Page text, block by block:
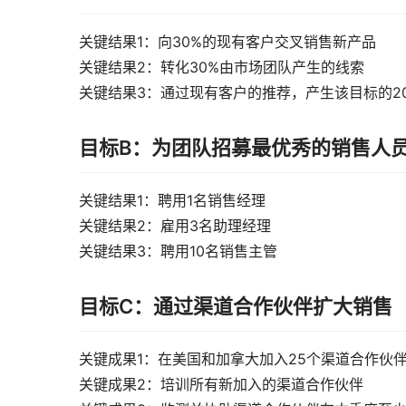
关键结果1：向30%的现有客户交叉销售新产品
关键结果2：转化30%由市场团队产生的线索
关键结果3：通过现有客户的推荐，产生该目标的
目标B：为团队招募最优秀的销售人
关键结果1：聘用1名销售经理
关键结果2：雇用3名助理经理
关键结果3：聘用10名销售主管
目标C：通过渠道合作伙伴扩大销售
关键成果1：在美国和加拿大加入25个渠道合作伙
关键成果2：培训所有新加入的渠道合作伙伴